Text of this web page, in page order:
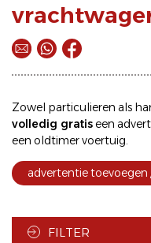
Zowel particulieren als
volledig gratis een
een oldtimer voertuig.
advertentie toevoegen
FILTER